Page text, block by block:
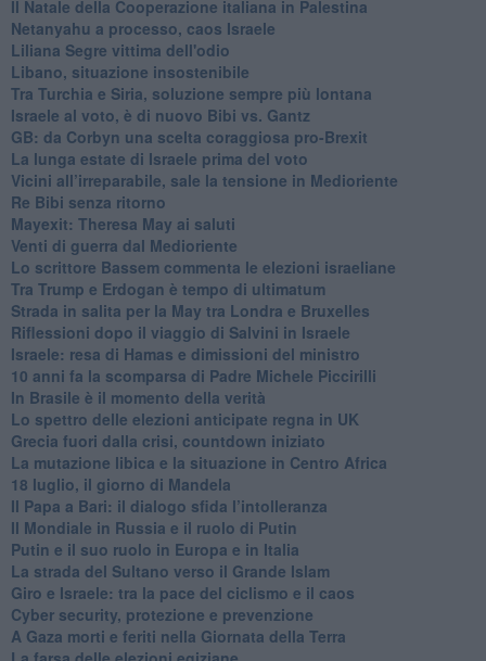
Il Natale della Cooperazione italiana in Palestina
Netanyahu a processo, caos Israele
Liliana Segre vittima dell'odio
Libano, situazione insostenibile
Tra Turchia e Siria, soluzione sempre più lontana
Israele al voto, è di nuovo Bibi vs. Gantz
GB: da Corbyn una scelta coraggiosa pro-Brexit
La lunga estate di Israele prima del voto
Vicini all’irreparabile, sale la tensione in Medioriente
Re Bibi senza ritorno
Mayexit: Theresa May ai saluti
Venti di guerra dal Medioriente
Lo scrittore Bassem commenta le elezioni israeliane
Tra Trump e Erdogan è tempo di ultimatum
Strada in salita per la May tra Londra e Bruxelles
Riflessioni dopo il viaggio di Salvini in Israele
Israele: resa di Hamas e dimissioni del ministro
10 anni fa la scomparsa di Padre Michele Piccirilli
In Brasile è il momento della verità
Lo spettro delle elezioni anticipate regna in UK
Grecia fuori dalla crisi, countdown iniziato
La mutazione libica e la situazione in Centro Africa
18 luglio, il giorno di Mandela
Il Papa a Bari: il dialogo sfida l’intolleranza
Il Mondiale in Russia e il ruolo di Putin
Putin e il suo ruolo in Europa e in Italia
La strada del Sultano verso il Grande Islam
Giro e Israele: tra la pace del ciclismo e il caos
Cyber security, protezione e prevenzione
A Gaza morti e feriti nella Giornata della Terra